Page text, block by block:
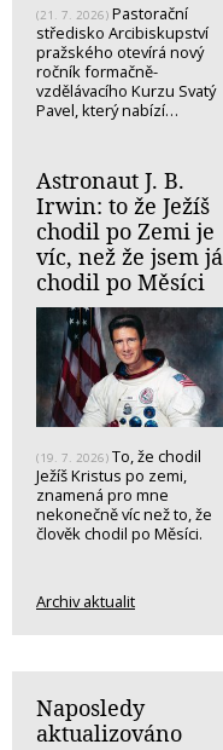
(21. 7. 2026) Pastorační
středisko Arcibiskupství
pražského otevírá nový
ročník formačně-
vzdělávacího Kurzu Svatý
Pavel, který nabízí…
Astronaut J. B.
Irwin: to že Ježíš
chodil po Zemi je
víc, než že jsem já
chodil po Měsíci
(19. 7. 2026) To, že chodil
Ježíš Kristus po zemi,
znamená pro mne
nekonečně víc než to, že
člověk chodil po Měsíci.
Archiv aktualit
Naposledy
aktualizováno